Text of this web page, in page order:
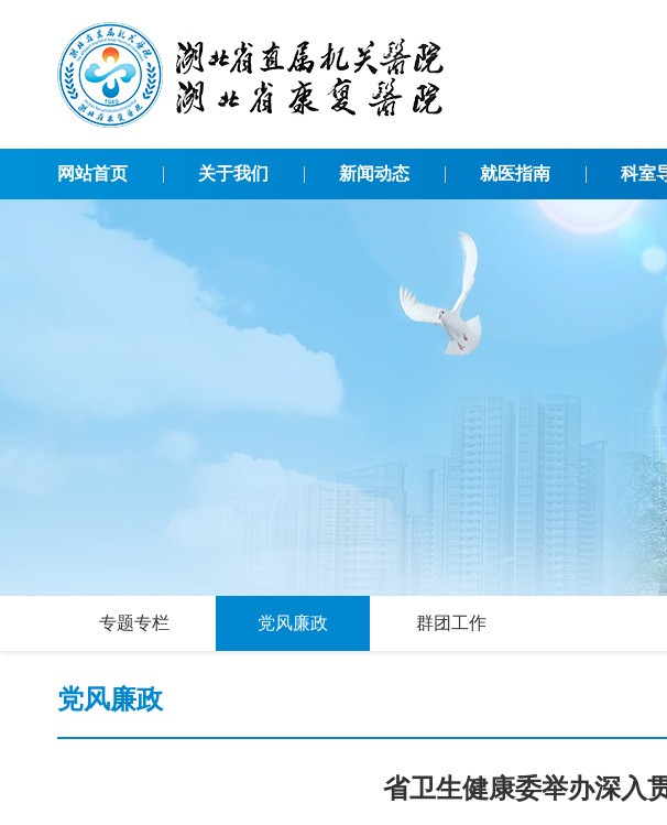
网站首页 关于我们 新闻动态 就医指南 科室
专题专栏 党风廉政 群团工作
党风廉政
省卫生健康委举办深入